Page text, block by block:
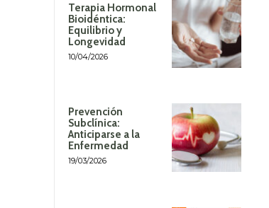
Terapia Hormonal
Bioidéntica:
Equilibrio y
Longevidad
10/04/2026
Prevención
Subclínica:
Anticiparse a la
Enfermedad
19/03/2026